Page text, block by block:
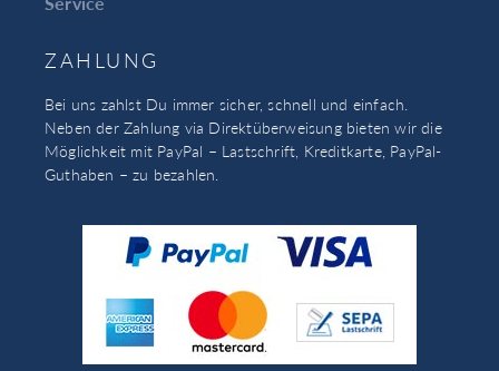
ZAHLUNG
Bei uns zahlst Du immer sicher, schnell und einfach.
Neben der Zahlung via Direktüberweisung bieten wir die
Möglichkeit mit PayPal – Lastschrift, Kreditkarte, PayPal-
Guthaben – zu bezahlen.